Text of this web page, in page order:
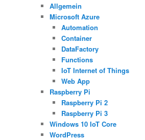
Allgemein
Microsoft Azure
Automation
Container
DataFactory
Functions
IoT Internet of Things
Web App
Raspberry Pi
Raspberry Pi 2
Raspberry Pi 3
Windows 10 IoT Core
WordPress